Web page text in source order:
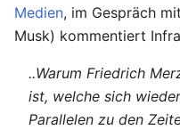
Medien, im Gespräch
Musk) kommentiert
..Warum Friedrich
ist, welche sich
Parallelen zu den